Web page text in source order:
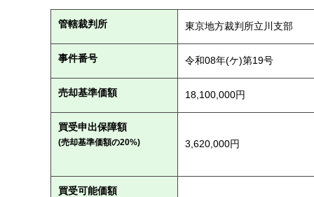
管轄裁判所 東京地方裁判所立川支部
事件番号 令和08年(ケ)第19号
売却基準価額 18,100,000円
買受申出保障額
(売却基準価額の20%) 3,620,000円
買受可能価額